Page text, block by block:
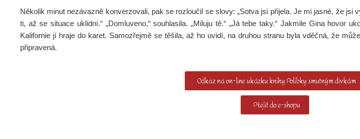
Několik minut nezávazně konverzovali, pak se rozloučil se slovy: „Sotva jsi přijela. Je mi jasné, že jsi
ti, až se situace uklidní.“ „Domluveno,“ souhlasila. „Miluju tě.“ „Já tebe taky.“ Jakmile Gina hovor
Kalifornie jí hraje do karet. Samozřejmě se těšila, až ho uvidí, na druhou stranu byla vděčná, že
připravená.
Odkaz na on-line ukázku knihy Polibky smutným dívkám
Přejít do e-shopu